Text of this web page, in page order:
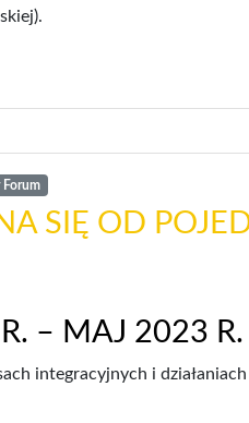
Forum
SIĘ OD
– MAJ 2023 R.
integracyjnych i działaniach